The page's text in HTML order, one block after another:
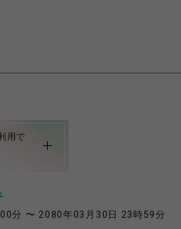
用で
分 〜 2080年03月30日 23時59分